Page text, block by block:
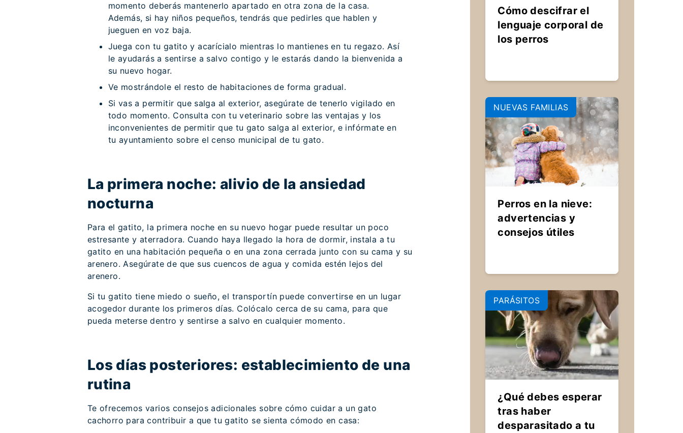
momento deberás mantenerlo apartado en otra zona de la casa.
Además, si hay niños pequeños, tendrás que pedirles que hablen y
jueguen en voz baja.
Juega con tu gatito y acarícialo mientras lo mantienes en tu regazo. Así
le ayudarás a sentirse a salvo contigo y le estarás dando la bienvenida a
su nuevo hogar.
Ve mostrándole el resto de habitaciones de forma gradual.
Si vas a permitir que salga al exterior, asegúrate de tenerlo vigilado en
todo momento. Consulta con tu veterinario sobre las ventajas y los
inconvenientes de permitir que tu gato salga al exterior, e infórmate en
tu ayuntamiento sobre el censo municipal de tu gato.
La primera noche: alivio de la ansiedad
nocturna
Para el gatito, la primera noche en su nuevo hogar puede resultar un poco
estresante y aterradora. Cuando haya llegado la hora de dormir, instala a tu
gatito en una habitación pequeña o en una zona cerrada junto con su cama y su
arenero. Asegúrate de que sus cuencos de agua y comida estén lejos del
arenero.
Si tu gatito tiene miedo o sueño, el transportín puede convertirse en un lugar
acogedor durante los primeros días. Colócalo cerca de su cama, para que
pueda meterse dentro y sentirse a salvo en cualquier momento.
Los días posteriores: establecimiento de una
rutina
Te ofrecemos varios consejos adicionales sobre cómo cuidar a un gato
cachorro para contribuir a que tu gatito se sienta cómodo en casa:
Cómo descifrar el
lenguaje corporal de
los perros
NUEVAS FAMILIAS
Perros en la nieve:
advertencias y
consejos útiles
PARÁSITOS
¿Qué debes esperar
tras haber
desparasitado a tu